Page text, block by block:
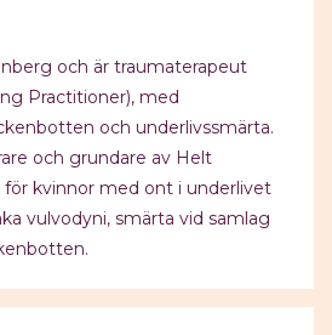
och är traumaterapeut
Practitioner), med
och underlivssmärta.
och grundare av Helt
för kvinnor med ont i underlivet
vulvodyni, smärta vid samlag